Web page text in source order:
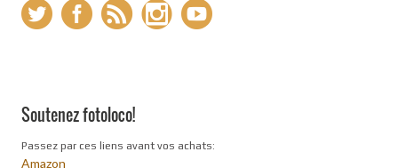
Soutenez fotoloco!
Passez par ces liens avant vos achats:
Amazon